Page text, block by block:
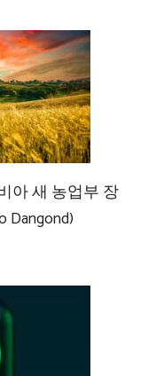
아 새 농업부 장
Dangond)